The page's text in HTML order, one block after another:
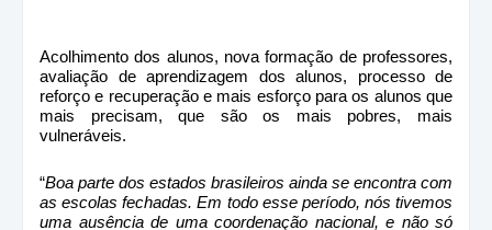
Acolhimento dos alunos, nova formação de professores,
avaliação de aprendizagem dos alunos, processo de
reforço e recuperação e mais esforço para os alunos que
mais precisam, que são os mais pobres, mais
vulneráveis.
“Boa parte dos estados brasileiros ainda se encontra com
as escolas fechadas. Em todo esse período, nós tivemos
uma ausência de uma coordenação nacional, e não só